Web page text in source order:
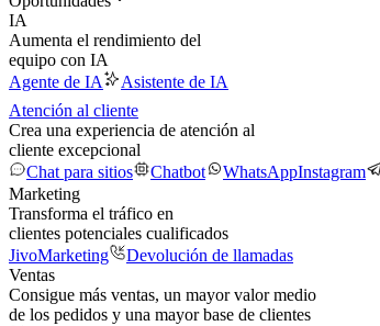
IA
Aumenta el rendimiento del
equipo con IA
Agente de IA
Asistente de IA
Atención al cliente
Crea una experiencia de atención al
cliente excepcional
Chat para sitios
Chatbot WhatsAppInstagram
Marketing
Transforma el tráfico en
clientes potenciales cualificados
JivoMarketing
Devolución de llamadas
Ventas
Consigue más ventas, un mayor valor medio
de los pedidos y una mayor base de clientes